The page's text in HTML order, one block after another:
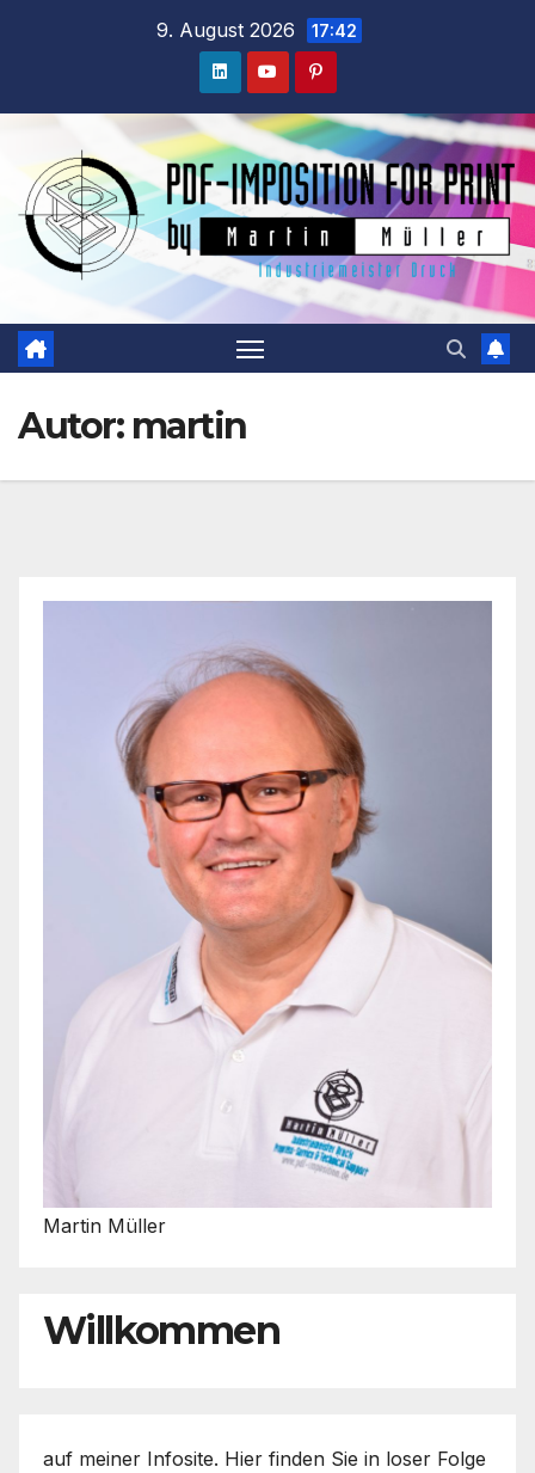
9. August 2026 17:42
Autor: martin
Martin Müller
Willkommen
auf meiner Infosite. Hier finden Sie in loser Folge